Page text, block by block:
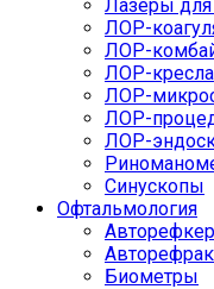
Лазеры
ЛОР-
ЛОР-
ЛОР-кресла
ЛОР-
ЛОР-
ЛОР-
Синускопы
Офтальмология
Биометры